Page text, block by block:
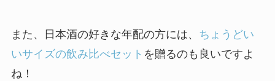
また、日本酒の好きな年配の方には、 ちょうどい
いサイズの飲み比べセット を贈るのも良いですよ
ね！